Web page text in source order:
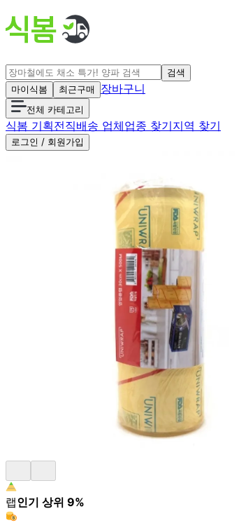
검색
마이식봄
최근구매 장바구니
전체 카테고리
식봄 기획전직배송 업체업종 찾기지역 찾기
로그인 / 회원가입
랩인기 상위 9%